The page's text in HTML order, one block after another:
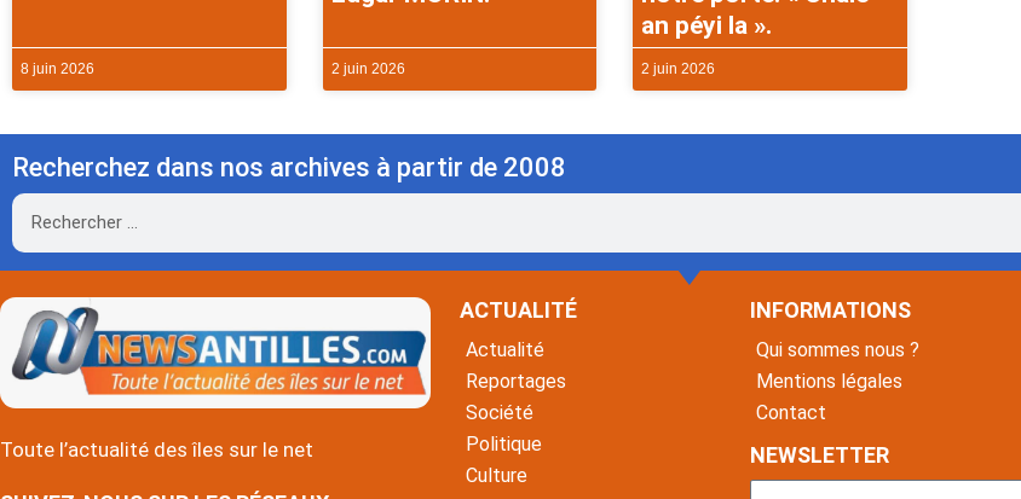
8 juin 2026 2 juin 2026
an péyi la ».
2 juin 2026
Recherchez dans nos archives à partir de 2008
Rechercher
Toute l’actualité des îles sur le net
ACTUALITÉ
Actualité
Reportages
Société
Politique
Culture
INFORMATIONS
Qui sommes nous ?
Mentions légales
Contact
NEWSLETTER